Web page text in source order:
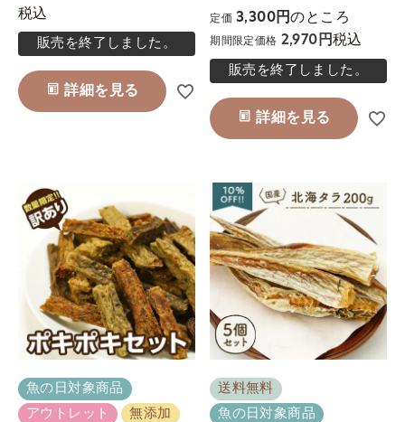
税込
販売を終了しました。
詳細を見る
定価 3,300 のところ
期間限定価格 2,970 税込
販売を終了しました。
詳細を見る
魚の日対象商品
アウトレット
無添加
送料無料
魚の日対象商品